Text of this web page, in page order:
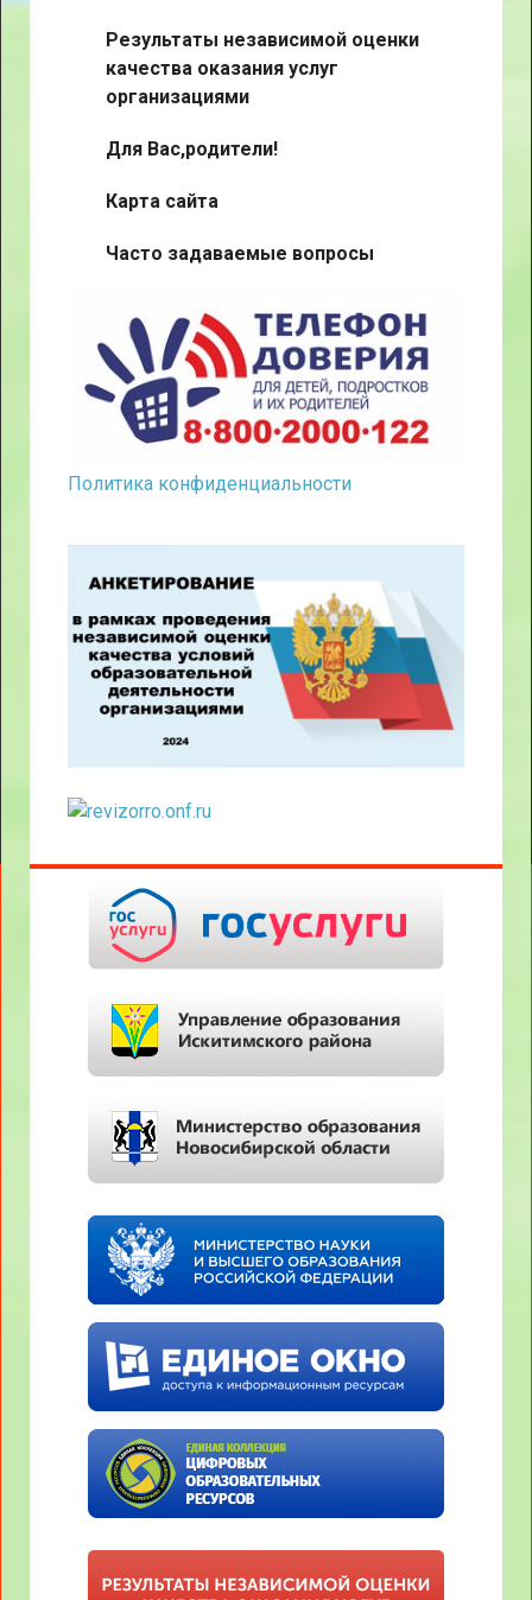
Результаты независимой оценки
качества оказания услуг
организациями
Для Вас,родители!
Карта сайта
Часто задаваемые вопросы
Политика конфиденциальности